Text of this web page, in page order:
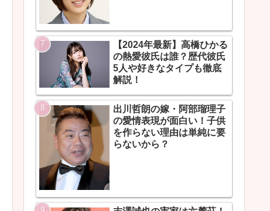
【2024年最新】高橋ひかる
の熱愛彼氏は誰？歴代彼氏
5人や好きなタイプも徹底
解説！
出川哲朗の嫁・阿部瑠理子
の愛情表現が面白い！子供
を作らない理由は単純に要
らないから？